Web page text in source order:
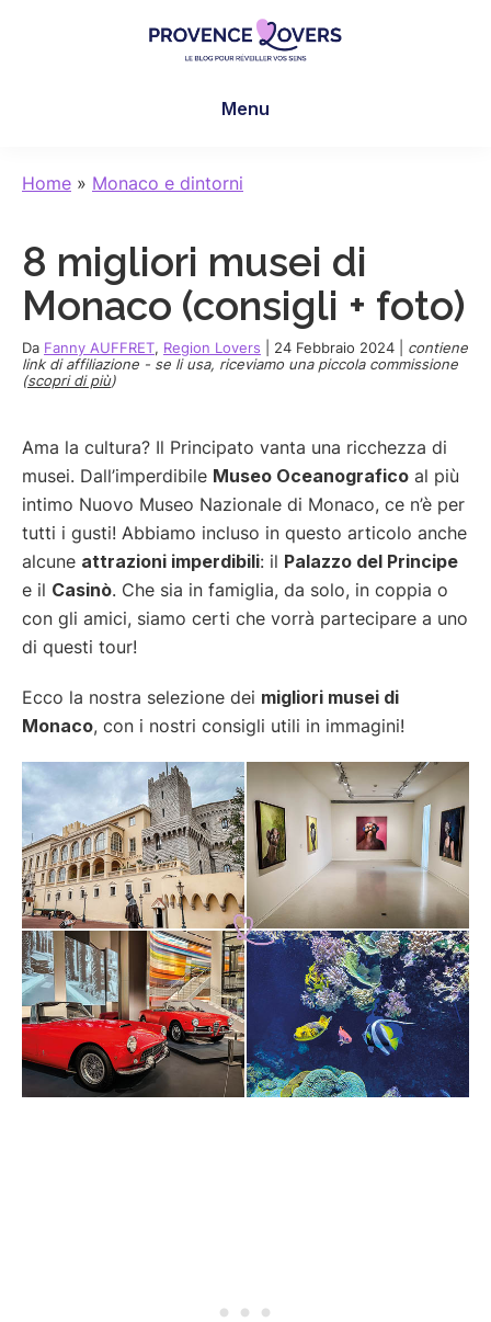
sensi
-
blog
de
Claire
Menu
Home » Monaco e dintorni
8 migliori musei di
Monaco (consigli + foto)
Da Fanny AUFFRET, Region Lovers 24 Febbraio 2024
contiene
link di affiliazione - se li usa, riceviamo una piccola commissione
(scopri di più)
Ama la cultura? Il Principato vanta una ricchezza di
musei. Dall’imperdibile Museo Oceanografico al più
intimo Nuovo Museo Nazionale di Monaco, ce n’è per
tutti i gusti! Abbiamo incluso in questo articolo anche
alcune attrazioni imperdibili: il Palazzo del Principe
e il Casinò. Che sia in famiglia, da solo, in coppia o
con gli amici, siamo certi che vorrà partecipare a uno
di questi tour!
Ecco la nostra selezione dei migliori musei di
Monaco, con i nostri consigli utili in immagini!